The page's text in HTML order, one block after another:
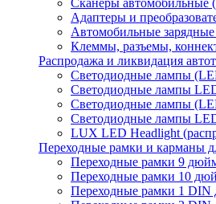
Сканеры автомобильные
Адаптеры и
Автомобильные
Клеммы, разъемы,
Распродажа и ликвидация
Светодиодные лампы
Светодиодные лампы
Светодиодные лампы
Светодиодные лампы
LUX LED Headlight
Переходные рамки и карманы
Переходные рамки 9
Переходные рамки 10
Переходные рамки 1 DIN